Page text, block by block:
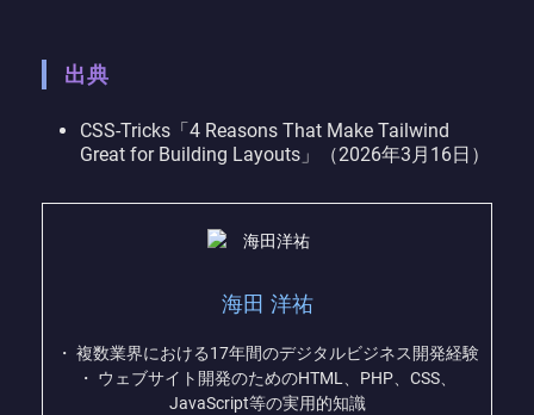
出典
CSS-Tricks「4 Reasons That Make Tailwind
Great for Building Layouts」（2026年3月16日）
海田 洋祐
・ 複数業界における17年間のデジタルビジネス開発経験
・ ウェブサイト開発のためのHTML、PHP、CSS、
JavaScript等の実用的知識